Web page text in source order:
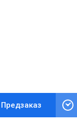
Предзаказ